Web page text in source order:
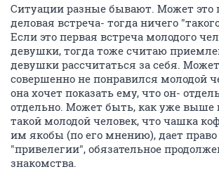
Ситуации разные бывают. Может это
деловая встреча- тогда ничего
Если это первая встреча молодого
девушки, тогда тоже считаю
девушки рассчитаться за себя.
совершенно не понравился молодой
она хочет показать ему, что он-
отдельно. Может быть, как уже выше
такой молодой человек, что чашка
им якобы (по его мнению), дает право
"привелегии", обязательное
знакомства.